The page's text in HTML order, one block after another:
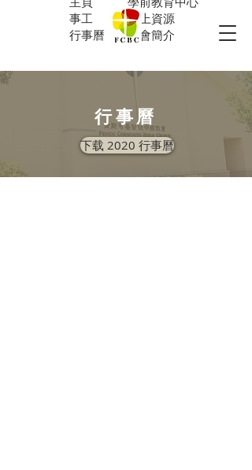
事工
行事曆
網上資源
教會簡介
行事曆
下载 2020 行事曆